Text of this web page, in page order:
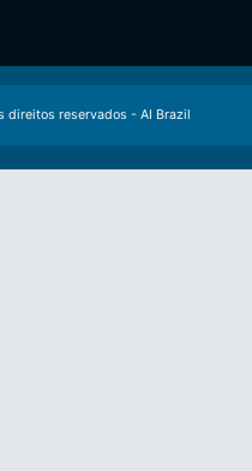
reservados - AI Brazil